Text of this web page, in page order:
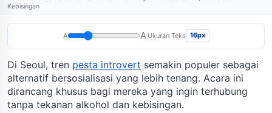
Kebisingan
A A Ukuran Teks 16px
Di Seoul, tren pesta introvert semakin populer sebagai
alternatif bersosialisasi yang lebih tenang. Acara ini
dirancang khusus bagi mereka yang ingin terhubung
tanpa tekanan alkohol dan kebisingan.